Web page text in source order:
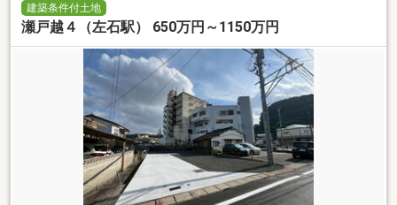
建築条件付土地
瀬戸越４（左石駅） 650万円～1150万円